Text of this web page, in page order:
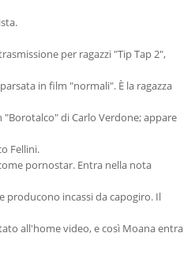
per ragazzi "Tip Tap 2",
in film "normali". È la ragazza
di Carlo Verdone; appare
Fellini.
pornostar. Entra nella nota
producono incassi da capogiro. Il
all'home video, e così Moana entra